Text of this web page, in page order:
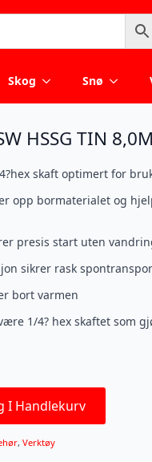
Skog Snø
HSSG TIN
skaft optimert for
opp bormaterialet og
presis start uten
sikrer rask
bort varmen
1/4? hex skaftet som
I Handlekurv
, Verktøy